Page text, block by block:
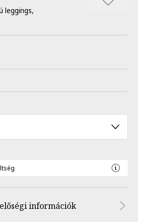
leggings,
információk